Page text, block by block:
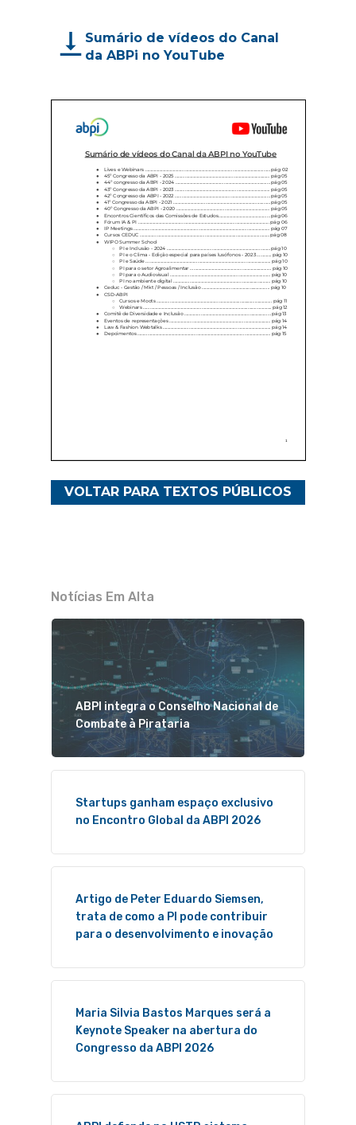
Sumário de vídeos do Canal
da ABPi no YouTube
VOLTAR PARA TEXTOS PÚBLICOS
Notícias Em Alta
ABPI integra o Conselho Nacional de
Combate à Pirataria
Startups ganham espaço exclusivo
no Encontro Global da ABPI 2026
Artigo de Peter Eduardo Siemsen,
trata de como a PI pode contribuir
para o desenvolvimento e inovação
Maria Silvia Bastos Marques será a
Keynote Speaker na abertura do
Congresso da ABPI 2026